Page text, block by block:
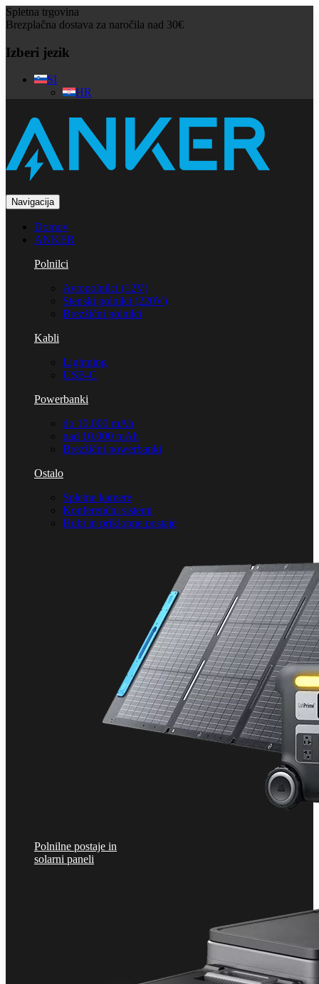
Spletna trgovina
Brezplačna dostava za naročila nad 30€
Izberi jezik
SI
HR
Navigacija
Domov
ANKER
Polnilci
Avtopolnilci (12V)
Stenski polnilci (220V)
Brezžični polnilci
Kabli
Lightning
USB-C
Powerbanki
do 10.000 mAh
nad 10.000 mAh
Brezžični powerbanki
Ostalo
Spletne kamere
Konferenčni sistemi
Hubi in priklopne postaje
Polnilne postaje in
solarni paneli